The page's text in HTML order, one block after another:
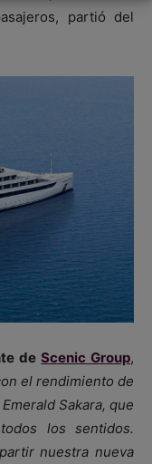
partió del
deScenic Group,
el rendimiento de
Sakara, que
los sentidos.
nuestra nueva